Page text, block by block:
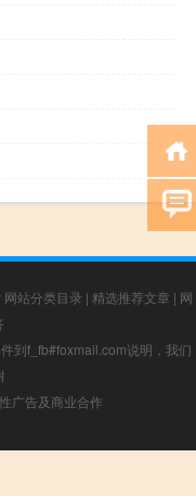
网站分类目录 | 精选推荐文章 | 网
到f_fb#foxmail.com说明，我们
广告及商业合作